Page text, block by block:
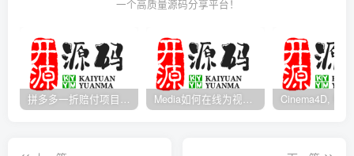
一个高质量源码分享平台！
拼多多一折赔付项目是怎么操作的？ Media如何在线为视频自动添加字幕？